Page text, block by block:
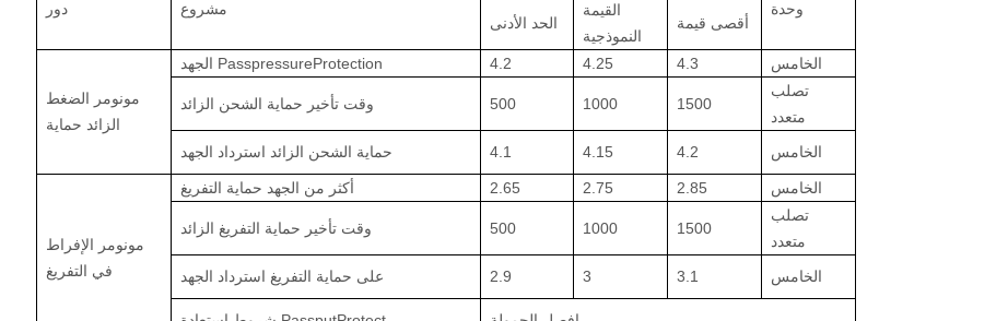
دور مشروع
وحدة
الحد الأدنى
القيمة
النموذجية
أقصى قيمة
مونومر الضغط
الزائد حماية
الجهد PasspressureProtection 4.2 4.25 4.3 الخامس
وقت تأخير حماية الشحن الزائد 500 1000 1500
تصلب
متعدد
حماية الشحن الزائد استرداد الجهد
4.1 4.15 4.2 الخامس
مونومر الإفراط
في التفريغ
أكثر من الجهد حماية التفريغ 2.65 2.75 2.85 الخامس
وقت تأخير حماية التفريغ الزائد 500 1000 1500
تصلب
متعدد
على حماية التفريغ استرداد الجهد
2.9 3 3.1 الخامس